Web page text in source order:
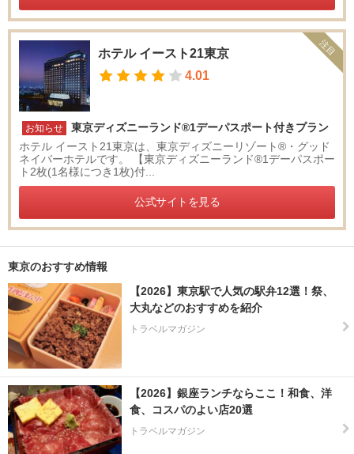
森
府
中
・
多
摩
高
尾
・
王
子
・
町
ホテル イースト21東京
4.01
お知らせ
東京ディズニーランド®1デーパスポート付きプラン
ホテル イースト21東京は、東京ディズニーリゾート®・グッド
ネイバーホテルです。 【東京ディズニーランド®1デーパスポー
ト2枚(1名様につき1枚)付...
公式サイトを見る
注目
東京のおすすめ情報
【2026】東京駅で人気の駅弁12選！祭、
大丸などのおすすめを紹介
トラベルマガジン
【2026】銀座ランチならここ！和食、洋
食、コスパのよい店20選
トラベルマガジン